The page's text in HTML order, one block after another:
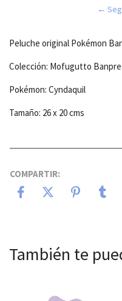
←
Peluche original Pokémon
Colección: Mofugutto
Pokémon: Cyndaquil
Tamaño: 26 x 20 cms
COMPARTIR:
También te